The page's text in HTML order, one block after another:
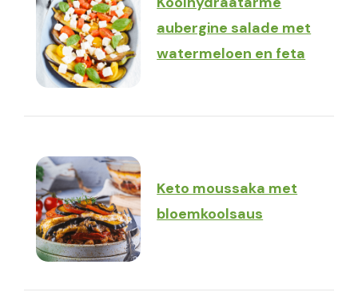
aubergine salade met
watermeloen en feta
Keto moussaka met
bloemkoolsaus